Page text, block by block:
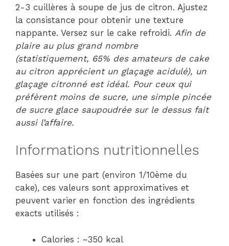
2-3 cuillères à soupe de jus de citron. Ajustez
la consistance pour obtenir une texture
nappante. Versez sur le cake refroidi. Afin de
plaire au plus grand nombre
(statistiquement, 65% des amateurs de cake
au citron apprécient un glaçage acidulé), un
glaçage citronné est idéal. Pour ceux qui
préfèrent moins de sucre, une simple pincée
de sucre glace saupoudrée sur le dessus fait
aussi l’affaire.
Informations nutritionnelles
Basées sur une part (environ 1/10ème du
cake), ces valeurs sont approximatives et
peuvent varier en fonction des ingrédients
exacts utilisés :
Calories : ~350 kcal